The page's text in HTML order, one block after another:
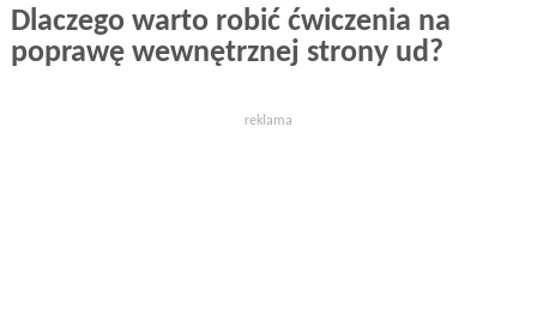
Dlaczego warto robić ćwiczenia na
poprawę wewnętrznej strony ud?
reklama